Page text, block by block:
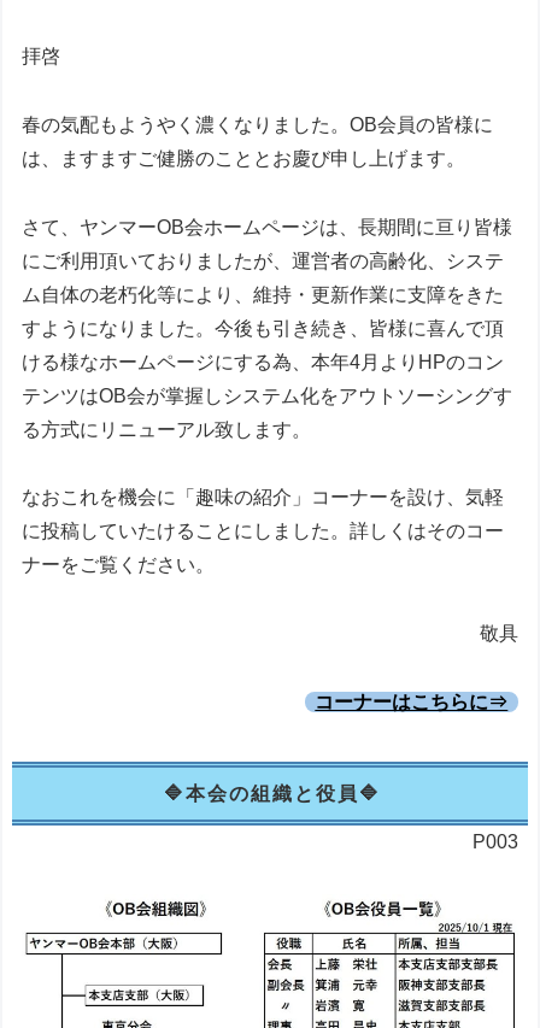
拝啓
春の気配もようやく濃くなりました。OB会員の皆様に
は、ますますご健勝のこととお慶び申し上げます。
さて、ヤンマーOB会ホームページは、長期間に亘り皆様
にご利用頂いておりましたが、運営者の高齢化、システ
ム自体の老朽化等により、維持・更新作業に支障をきた
すようになりました。今後も引き続き、皆様に喜んで頂
ける様なホームページにする為、本年4月よりHPのコン
テンツはOB会が掌握しシステム化をアウトソーシングす
る方式にリニューアル致します。
なおこれを機会に「趣味の紹介」コーナーを設け、気軽
に投稿していたけることにしました。詳しくはそのコー
ナーをご覧ください。
敬具
コーナーはこちらに⇒
本会の組織と役員
P003